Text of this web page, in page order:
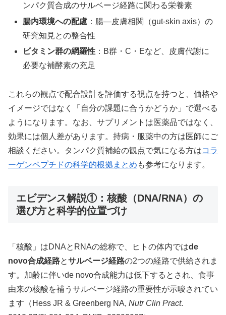
ンパク質合成のサルベージ経路に関わる栄養素
腸内環境への配慮 ：腸—皮膚相関（gut-skin axis）の
研究知見との整合性
ビタミン群の網羅性 ：B群・C・Eなど、皮膚代謝に
必要な補酵素の充足
これらの観点で配合設計を評価する視点を持つと、価格や
イメージではなく「自分の課題に合うかどうか」で選べる
ようになります。なお、サプリメントは医薬品ではなく、
効果には個人差があります。持病・服薬中の方は医師にご
相談ください。タンパク質補給の観点で気になる方はコラ
ーゲンペプチドの科学的根拠まとめ も参考になります。
エビデンス解説①：核酸（DNA/RNA）の
選び方と科学的位置づけ
「核酸」はDNAとRNAの総称で、ヒトの体内ではde
novo合成経路とサルベージ経路の2つの経路で供給されま
す。加齢に伴いde novo合成能力は低下するとされ、食事
由来の核酸を補うサルベージ経路の重要性が示唆されてい
ます（Hess JR & Greenberg NA, Nutr Clin Pract.